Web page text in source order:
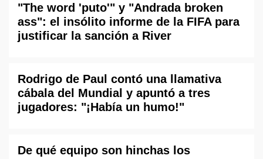
"The word 'puto'" y "Andrada broken
ass": el insólito informe de la FIFA para
justificar la sanción a River
Rodrigo de Paul contó una llamativa
cábala del Mundial y apuntó a tres
jugadores: "¡Había un humo!"
De qué equipo son hinchas los